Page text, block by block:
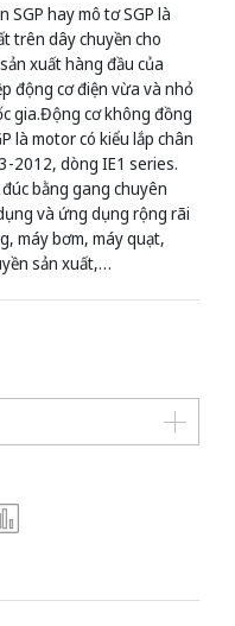
SGP hay mô tơ SGP là
trên dây chuyền cho
xuất hàng đầu của
động cơ điện vừa và nhỏ
gia.Động cơ không đồng
là motor có kiểu lắp chân
2012, dòng IE1 series.
bằng gang chuyên
và ứng dụng rộng rãi
máy bơm, máy quạt,
sản xuất,…